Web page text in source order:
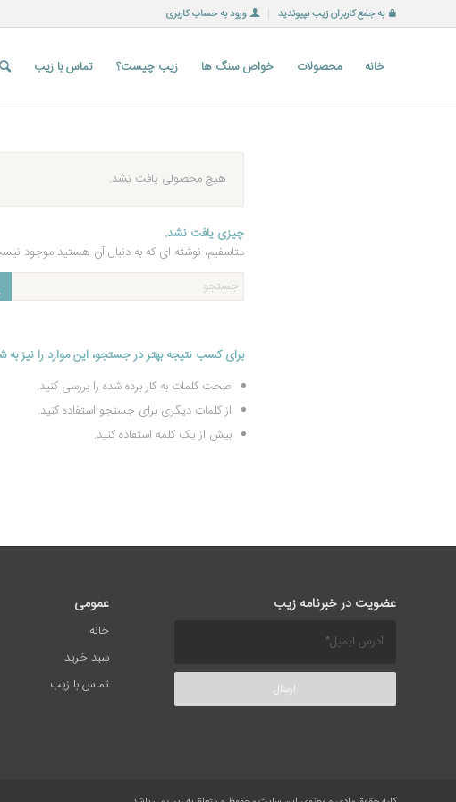
به جمع کاربران زیب بپیوندید ورود به حساب کاربری
خانه محصولات خواص سنگ ها زیب چیست؟ تماس با زیب
هیچ محصولی یافت نشد.
چیزی یافت نشد.
متاسفیم، نوشته ای که به دنبال آن هستید موجود
برای کسب نتیجه بهتر در جستجو، این موارد را نیز به
صحت کلمات به کار برده شده را بررسی کنید.
از کلمات دیگری برای جستجو استفاده کنید.
بیش از یک کلمه استفاده کنید.
عضویت در خبرنامه زیب عمومی
خانه
سبد خرید
تماس با زیب